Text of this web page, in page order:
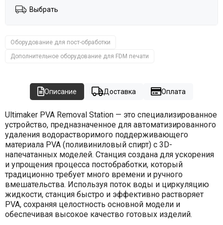
Выбрать
Оборудование для пост-обработки
Дополнительное оборудование для FDM печати
Описание Доставка Оплата
Ultimaker PVA Removal Station — это специализированное
устройство, предназначенное для автоматизированного
удаления водорастворимого поддерживающего
материала PVA (поливиниловый спирт) с 3D-
напечатанных моделей. Станция создана для ускорения
и упрощения процесса постобработки, который
традиционно требует много времени и ручного
вмешательства. Используя поток воды и циркуляцию
жидкости, станция быстро и эффективно растворяет
PVA, сохраняя целостность основной модели и
обеспечивая высокое качество готовых изделий.